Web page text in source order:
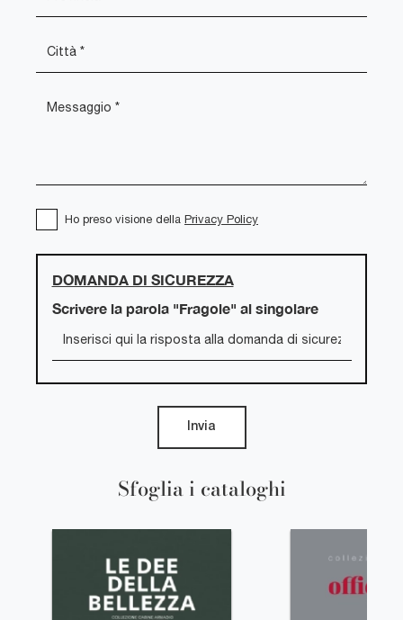
Sfoglia i cataloghi
Ho preso visione della Privacy Policy
DOMANDA DI SICUREZZA
Scrivere la parola "Fragole" al singolare
Invia